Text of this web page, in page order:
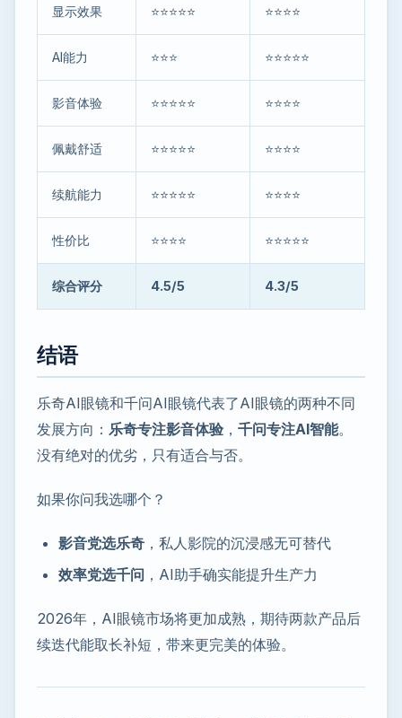
显示效果 ⭐⭐⭐⭐⭐ ⭐⭐⭐⭐
AI能力 ⭐⭐⭐ ⭐⭐⭐⭐⭐
影音体验 ⭐⭐⭐⭐⭐ ⭐⭐⭐⭐
佩戴舒适 ⭐⭐⭐⭐⭐ ⭐⭐⭐⭐
续航能力 ⭐⭐⭐⭐⭐ ⭐⭐⭐⭐
性价比 ⭐⭐⭐⭐ ⭐⭐⭐⭐⭐
综合评分 4.5/5 4.3/5
结语
乐奇AI眼镜和千问AI眼镜代表了AI眼镜的两种不同
发展方向： 乐奇专注影音体验 ， 千问专注AI智能。
没有绝对的优劣，只有适合与否。
如果你问我选哪个？
影音党选乐奇 ，私人影院的沉浸感无可替代
效率党选千问 ，AI助手确实能提升生产力
2026年，AI眼镜市场将更加成熟，期待两款产品后
续迭代能取长补短，带来更完美的体验。